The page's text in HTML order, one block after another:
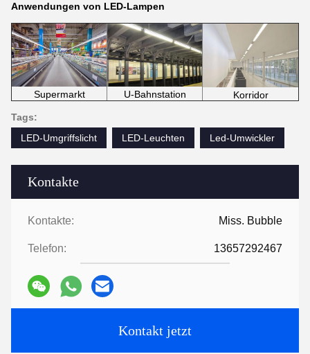
Kontakte
Kontakte: Miss. Bubble
Telefon: 13657292467
Kontakt jetzt
Anwendungen von LED-Lampen
Supermarkt U-Bahnstation
Korridor
Tags:
LED-Umgriffslicht
LED-Leuchten Led-Umwickler